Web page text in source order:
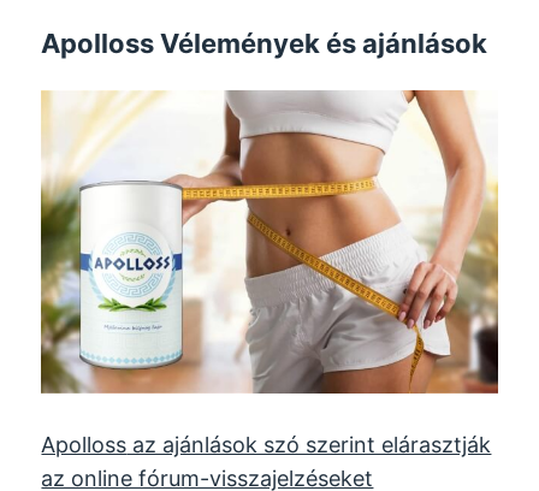
Apolloss Vélemények és ajánlások
Apolloss az ajánlások szó szerint elárasztják
az online fórum-visszajelzéseket